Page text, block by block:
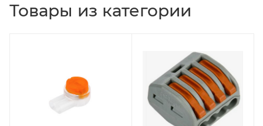
Товары из категории